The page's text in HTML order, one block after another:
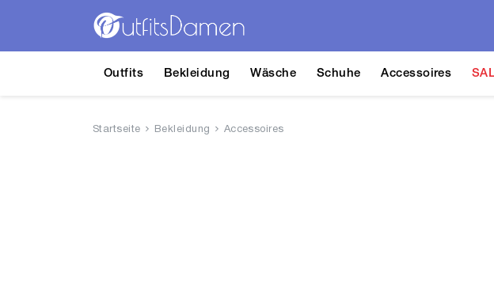
Outfits Bekleidung Wäsche Schuhe Accessoires
Startseite Bekleidung Accessoires